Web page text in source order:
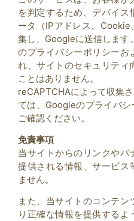
を判定するため、デバイ
ータ（IPアドレス、Cookie
集し、Googleに送信します
のプライバシーポリシーお
れ、サイトのセキュリティ
ことはありません。
reCAPTCHAによって収集
ては、Googleのプライバ
ご確認ください。
免責事項
当サイトからのリンクや
提供される情報、サービス
ません。
また、当サイトのコンテ
り正確な情報を提供する